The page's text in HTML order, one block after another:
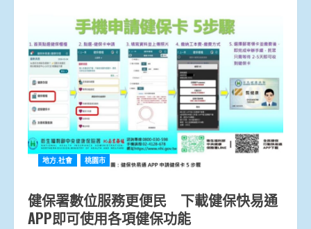
地方.社會 桃園市
健保署數位服務更便民 下載健保快易通
APP即可使用各項健保功能